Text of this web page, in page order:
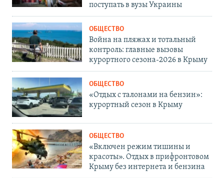
поступать в вузы Украины
ОБЩЕСТВО
Война на пляжах и тотальный
контроль: главные вызовы
курортного сезона-2026 в Крыму
ОБЩЕСТВО
«Отдых с талонами на бензин»:
курортный сезон в Крыму
ОБЩЕСТВО
«Включен режим тишины и
красоты». Отдых в прифронтовом
Крыму без интернета и бензина